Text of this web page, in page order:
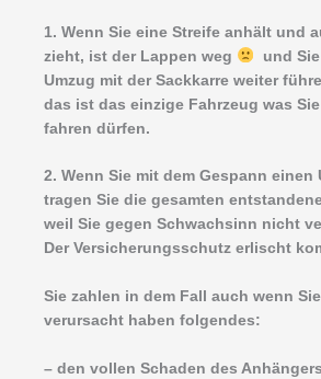
1. Wenn Sie eine Streife anhält und
zieht, ist der Lappen weg
und
Umzug mit der Sackkarre weiter
das ist das einzige Fahrzeug was
fahren dürfen.
2. Wenn Sie mit dem Gespann einen
tragen Sie die gesamten
weil Sie gegen Schwachsinn nicht
Der Versicherungsschutz erlischt
Sie zahlen in dem Fall auch wenn
verursacht haben folgendes:
– den vollen Schaden des Anhängers